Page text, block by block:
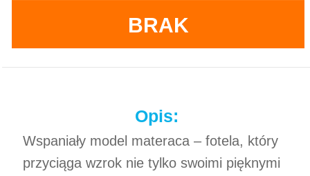
BRAK
Opis:
Wspaniały model materaca – fotela, który
przyciąga wzrok nie tylko swoimi pięknymi